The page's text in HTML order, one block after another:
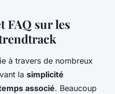
FAQ sur les
à travers de nombreux
la simplicité
associé. Beaucoup